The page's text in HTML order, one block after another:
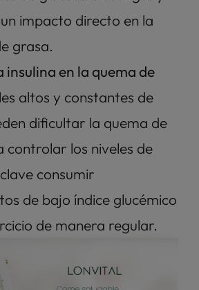
impacto directo en la
grasa.
insulina en la quema de
altos y constantes de
dificultar la quema de
controlar los niveles de
consumir
de bajo índice glucémico
de manera regular.